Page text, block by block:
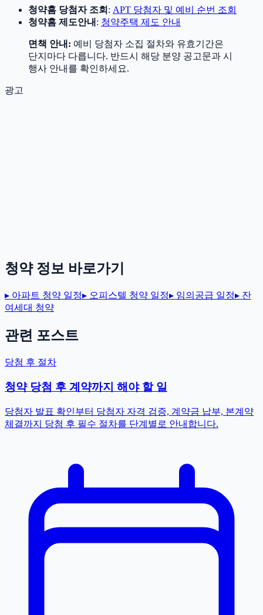
청약홈 당첨자 조회 : APT 당첨자 및 예비 순번 조회
청약홈 제도안내 : 청약주택 제도 안내
면책 안내: 예비 당첨자 소집 절차와 유효기간은
단지마다 다릅니다. 반드시 해당 분양 공고문과 시
행사 안내를 확인하세요.
광고
청약 정보 바로가기
▸ 아파트 청약 일정▸ 오피스텔 청약 일정▸ 임의공급 일정▸ 잔
여세대 청약
관련 포스트
당첨 후 절차
청약 당첨 후 계약까지 해야 할 일
당첨자 발표 확인부터 당첨자 자격 검증, 계약금 납부, 본계약
체결까지 당첨 후 필수 절차를 단계별로 안내합니다.